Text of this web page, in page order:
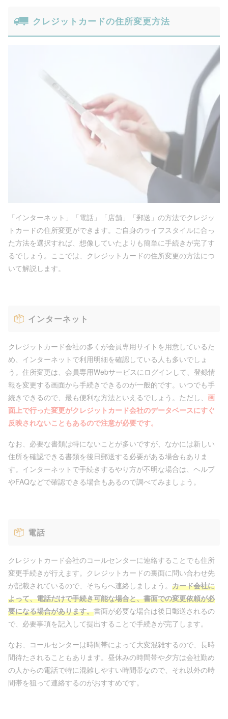
クレジットカードの住所変更方法
「インターネット」「電話」「店舗」「郵送」の方法でクレジッ
トカードの住所変更ができます。ご自身のライフスタイルに合っ
た方法を選択すれば、想像していたよりも簡単に手続きが完了す
るでしょう。ここでは、クレジットカードの住所変更の方法につ
いて解説します。
インターネット
クレジットカード会社の多くが会員専用サイトを用意しているた
め、インターネットで利用明細を確認している人も多いでしょ
う。住所変更は、会員専用Webサービスにログインして、登録情
報を変更する画面から手続きできるのが一般的です。いつでも手
続きできるので、最も便利な方法といえるでしょう。ただし、 画
面上で行った変更がクレジットカード会社のデータベースにすぐ
反映されないこともあるので注意が必要です。
なお、必要な書類は特にないことが多いですが、なかには新しい
住所を確認できる書類を後日郵送する必要がある場合もありま
す。インターネットで手続きするやり方が不明な場合は、ヘルプ
やFAQなどで確認できる場合もあるので調べてみましょう。
電話
クレジットカード会社のコールセンターに連絡することでも住所
変更手続きが行えます。クレジットカードの裏面に問い合わせ先
が記載されているので、そちらへ連絡しましょう。 カード会社に
よって、電話だけで手続き可能な場合と、書面での変更依頼が必
要になる場合があります。書面が必要な場合は後日郵送されるの
で、必要事項を記入して提出することで手続きが完了します。
なお、コールセンターは時間帯によって大変混雑するので、長時
間待たされることもあります。昼休みの時間帯や夕方は会社勤め
の人からの電話で特に混雑しやすい時間帯なので、それ以外の時
間帯を狙って連絡するのがおすすめです。